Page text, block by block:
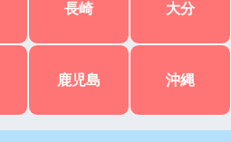
長崎 大分
鹿児島 沖縄